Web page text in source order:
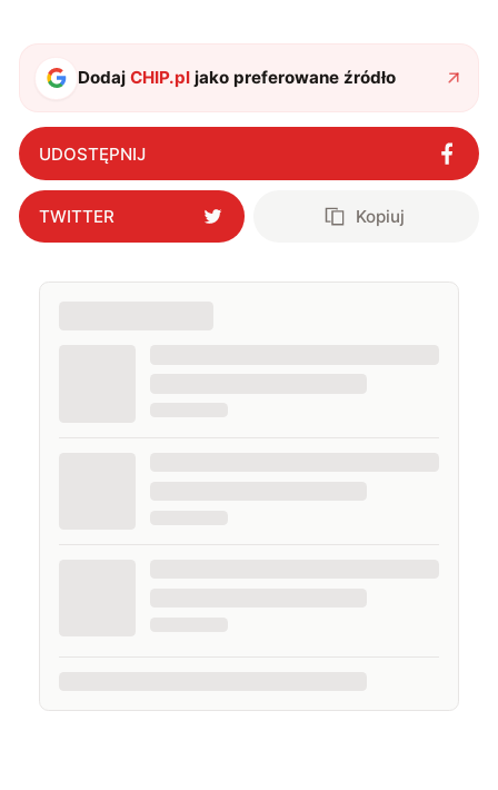
także uprawiać oraz oglądać sport.
DodajCHIP.pl jako preferowane źródło
UDOSTĘPNIJ
TWITTER Kopiuj